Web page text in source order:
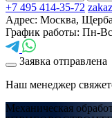
+7 495 414-35-72
Адрес: Москва,
График работы: Пн-
Заявка отправлена
Наш менеджер
Механическая